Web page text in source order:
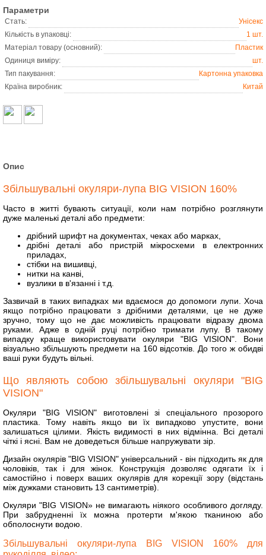
Параметри
Стать:
Унісекс
Кількість в упаковці:
1 шт.
Матеріал товару (основний):
Пластик
Одиниця виміру:
шт.
Тип пакування:
Картонна упаковка
Країна виробник:
Китай
Опис
Збільшувальні окуляри-лупа BIG VISION 160%
Часто в житті бувають ситуації, коли нам потрібно розглянути
дуже маленькі деталі або предмети:
дрібний шрифт на документах, чеках або марках,
дрібні деталі або пристрій мікросхеми в електронних
приладах,
стібки на вишивці,
нитки на канві,
вузлики в в'язанні і т.д.
Зазвичай в таких випадках ми вдаємося до допомоги лупи. Хоча
якщо потрібно працювати з дрібними деталями, це не дуже
зручно, тому що не дає можливість працювати відразу двома
руками. Адже в одній руці потрібно тримати лупу. В такому
випадку краще використовувати окуляри "BIG VІSIОN". Вони
візуально збільшують предмети на 160 відсотків. До того ж обидві
ваші руки будуть вільні.
Що являють собою збільшувальні окуляри "BIG
VІSIОN"
Окуляри "BIG VІSIОN" виготовлені зі спеціального прозорого
пластика. Тому навіть якщо ви їх випадково упустите, вони
залишаться цілими. Якість видимості в них відмінна. Всі деталі
чіткі і ясні. Вам не доведеться більше напружувати зір.
Дизайн окулярів "BIG VІSIОN" універсальний - він підходить як для
чоловіків, так і для жінок. Конструкція дозволяє одягати їх і
самостійно і поверх ваших окулярів для корекції зору (відстань
між дужками становить 13 сантиметрів).
Окуляри "BIG VІSIОN» не вимагають ніякого особливого догляду.
При забрудненні їх можна протерти м'якою тканиною або
обполоснути водою.
Збільшувальні окуляри-лупа BIG VISION 160% для